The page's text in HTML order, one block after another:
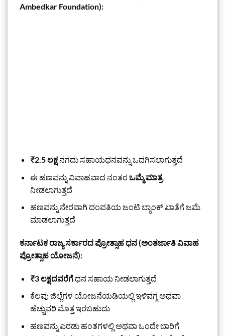
Ambedkar Foundation):
₹2.5 ಲಕ್ಷನಗದು ಸಹಾಯಧನವನ್ನು ಒದಗಿಸಲಾಗುತ್ತದೆ
ಈ ಹಣವನ್ನು ವಿವಾಹವಾದ ನಂತರಒಮ್ಮೆ ಮಾತ್ರ
ನೀಡಲಾಗುತ್ತದೆ
ಹಣವನ್ನು ನೇರವಾಗಿ ದಂಪತಿಯ ಜಂಟಿ ಬ್ಯಾಂಕ್ ಖಾತೆಗೆ ಜಮೆ
ಮಾಡಲಾಗುತ್ತದೆ
ಕರ್ನಾಟಕ ರಾಜ್ಯ ಸರ್ಕಾರದ ಪ್ರೋತ್ಸಾಹ ಧನ (ಅಂತರ್ಜಾತಿ ವಿವಾಹ
ಪ್ರೋತ್ಸಾಹ ಯೋಜನೆ):
₹3 ಲಕ್ಷದವರೆಗೆಧನ ಸಹಾಯ ನೀಡಲಾಗುತ್ತದೆ
ಕೆಲವು ಜಿಲ್ಲೆಗಳ ಯೋಜನೆಯಡಿಯಲ್ಲಿ ಇಳಿವಗ್ಗ ಅಥವಾ
ಹೆಚ್ಚುವರಿ ಮೊತ್ತ ಇರಬಹುದು
ಹಣವನ್ನು ಎರಡು ಹಂತಗಳಲ್ಲಿ ಅಥವಾ ಒಂದೇ ಬಾರಿಗೆ